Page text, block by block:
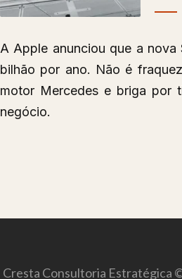
A Apple anunciou que a
bilhão por ano. Não é
motor Mercedes e briga por
negócio.
Cresta Consultoria Estratégica